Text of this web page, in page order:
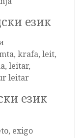
език
krafa, leit,
leitar,
leitar
език
exigo